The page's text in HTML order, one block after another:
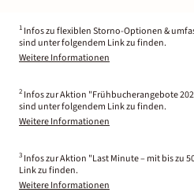
1 Infos zu flexiblen Storno-Optionen &
sind unter folgendem Link zu finden.
Weitere Informationen
2 Infos zur Aktion "Frühbucherangebote
sind unter folgendem Link zu finden.
Weitere Informationen
3 Infos zur Aktion "Last Minute – mit bis zu
Link zu finden.
Weitere Informationen